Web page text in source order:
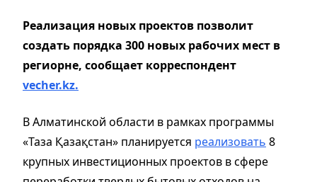
Реализация новых проектов позволит
создать порядка 300 новых рабочих мест в
региорне, сообщает корреспондент
vecher.kz.
В Алматинской области в рамках программы
«Таза Қазақстан» планируется реализовать 8
крупных инвестиционных проектов в сфере